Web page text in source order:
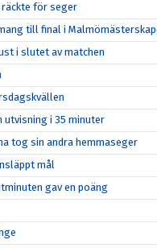
räckte för seger
till final i
i slutet av matchen
utvisning i 35 minuter
tog sin andra hemmaseger
mål
gav en poäng